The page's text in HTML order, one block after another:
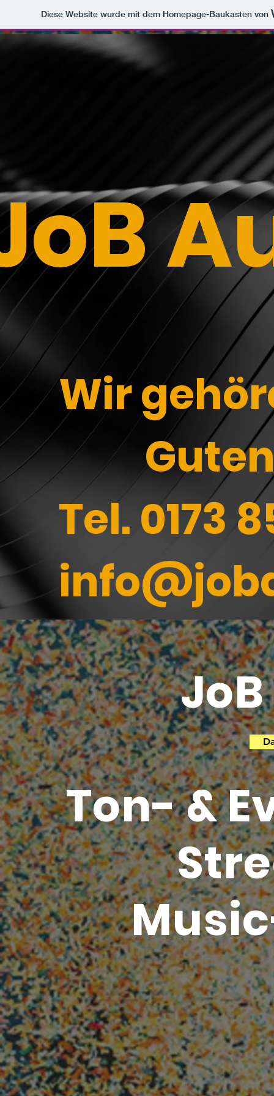
Diese Website wurde mit dem Homepage-Baukasten von
Wir
Tel. 0173
Ton- &
Wir
Ton- &